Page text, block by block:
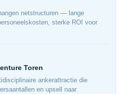
netstructuren — lange
sterke ROI voor
Toren
ankerattractie die
en upsell naar